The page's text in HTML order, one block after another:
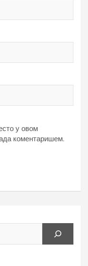
у овом
коментаришем.